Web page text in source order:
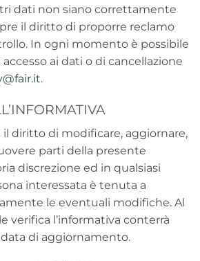
dati non siano correttamente
il diritto di proporre reclamo
In ogni momento è possibile
ai dati o di cancellazione
.
il diritto di modificare, aggiornare,
parti della presente
discrezione ed in qualsiasi
interessata è tenuta a
le eventuali modifiche. Al
verifica l’informativa conterrà
data di aggiornamento.